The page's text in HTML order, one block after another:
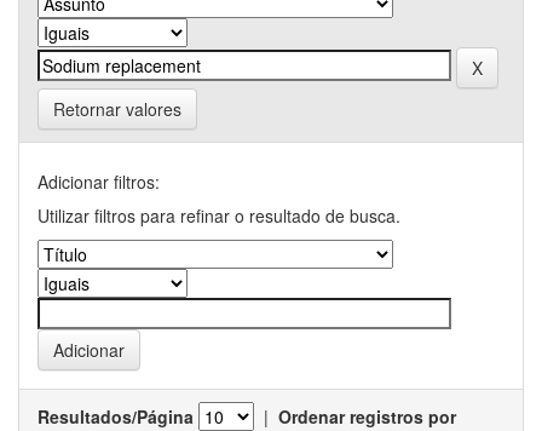
Retornar valores
Adicionar filtros:
Utilizar filtros para refinar o resultado de busca.
Resultados/Página | Ordenar registros por